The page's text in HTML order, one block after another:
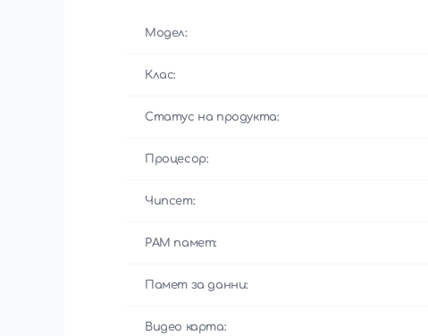
Модел:
Клас:
Статус на продукта:
Процесор:
Чипсет:
РАМ памет:
Памет за данни:
Видео карта: